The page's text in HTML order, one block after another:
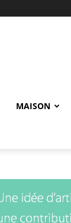
MAISON